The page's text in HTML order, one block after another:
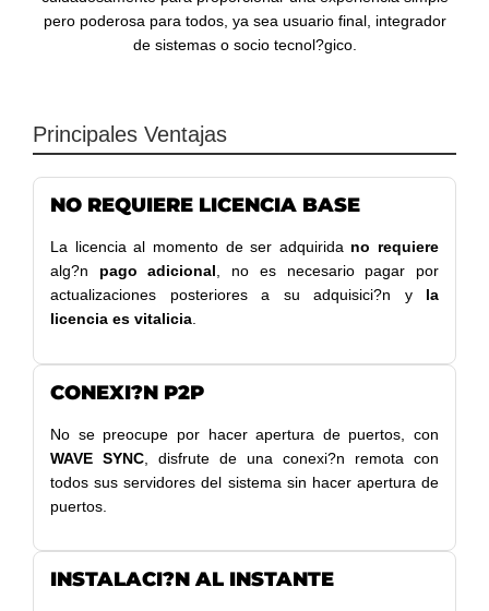
pero poderosa para todos, ya sea usuario final, integrador
de sistemas o socio tecnol?gico.
Principales Ventajas
NO REQUIERE LICENCIA BASE
La licencia al momento de ser adquirida no requiere
alg?n pago adicional, no es necesario pagar por
actualizaciones posteriores a su adquisici?n y la
licencia es vitalicia.
CONEXI?N P2P
No se preocupe por hacer apertura de puertos, con
WAVE SYNC , disfrute de una conexi?n remota con
todos sus servidores del sistema sin hacer apertura de
puertos.
INSTALACI?N AL INSTANTE